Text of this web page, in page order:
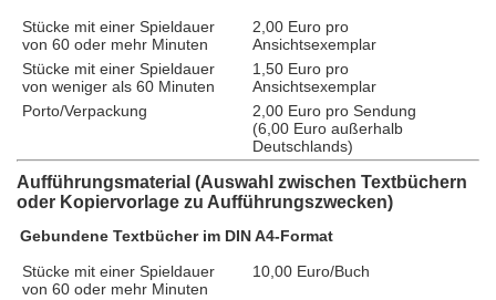
Stücke mit einer Spieldauer
von 60 oder mehr Minuten
2,00 Euro pro
Ansichtsexemplar
Stücke mit einer Spieldauer
von weniger als 60 Minuten
1,50 Euro pro
Ansichtsexemplar
Porto/Verpackung
2,00 Euro pro Sendung
(6,00 Euro außerhalb
Deutschlands)
Aufführungsmaterial (Auswahl zwischen Textbüchern
oder Kopiervorlage zu Aufführungszwecken)
Gebundene Textbücher im DIN A4-Format
Stücke mit einer Spieldauer
von 60 oder mehr Minuten
10,00 Euro/Buch